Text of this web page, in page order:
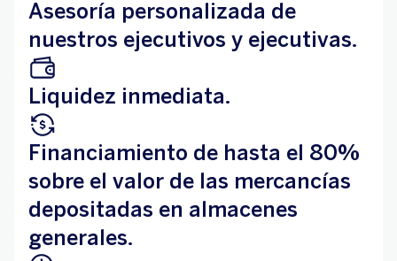
Asesoría personalizada de
nuestros ejecutivos y ejecutivas.
Liquidez inmediata.
Financiamiento de hasta el 80%
sobre el valor de las mercancías
depositadas en almacenes
generales.